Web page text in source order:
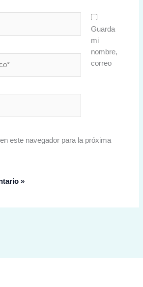
Guarda
mi
nombre,
correo
este navegador para la próxima